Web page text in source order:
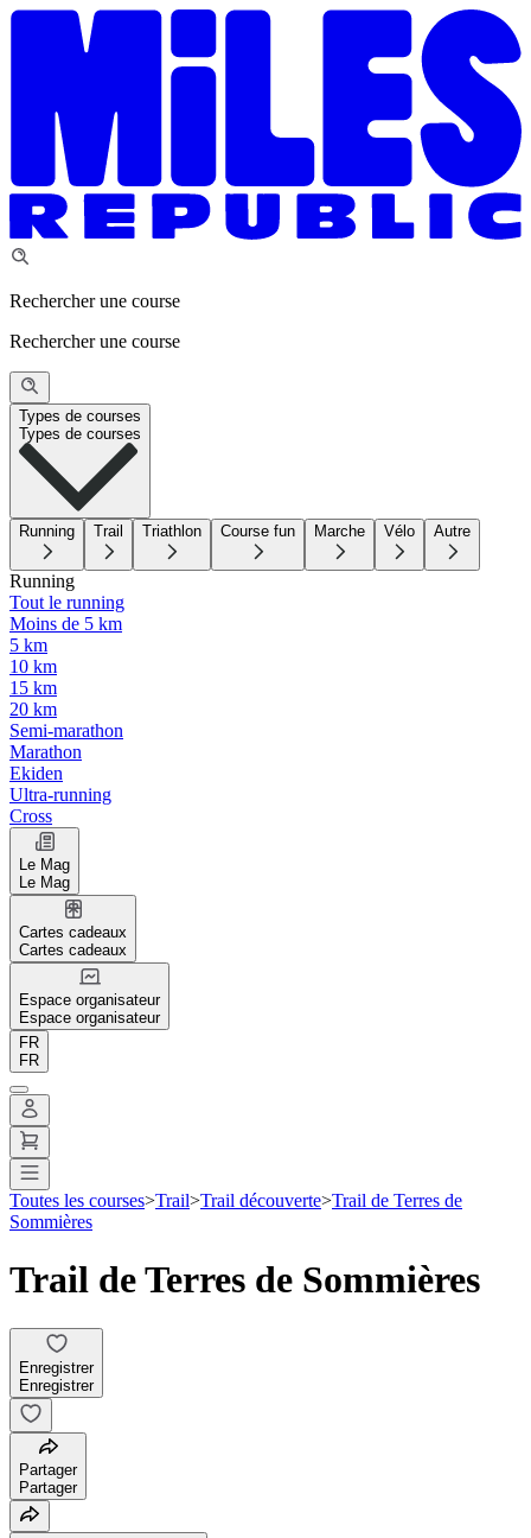
Rechercher une course
Rechercher une course
Types de courses
Types de courses
Running Trail Triathlon Course fun Marche Vélo Autre
Running
Tout le running
Moins de 5 km
5 km
10 km
15 km
20 km
Semi-marathon
Marathon
Ekiden
Ultra-running
Cross
Le Mag
Le Mag
Cartes cadeaux
Cartes cadeaux
Espace organisateur
Espace organisateur
FR
FR
Toutes les courses>Trail>Trail découverte>Trail de Terres de
Sommières
Trail de Terres de Sommières
Enregistrer
Enregistrer
Partager
Partager